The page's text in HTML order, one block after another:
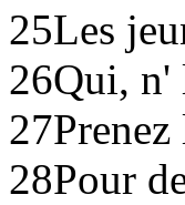
25Les
26Qui, n'
27Prenez
28Pour